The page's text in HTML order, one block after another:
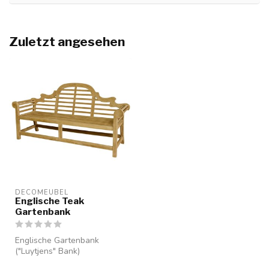
Zuletzt angesehen
DECOMEUBEL
Englische Teak
Gartenbank
Englische Gartenbank
("Luytjens" Bank)